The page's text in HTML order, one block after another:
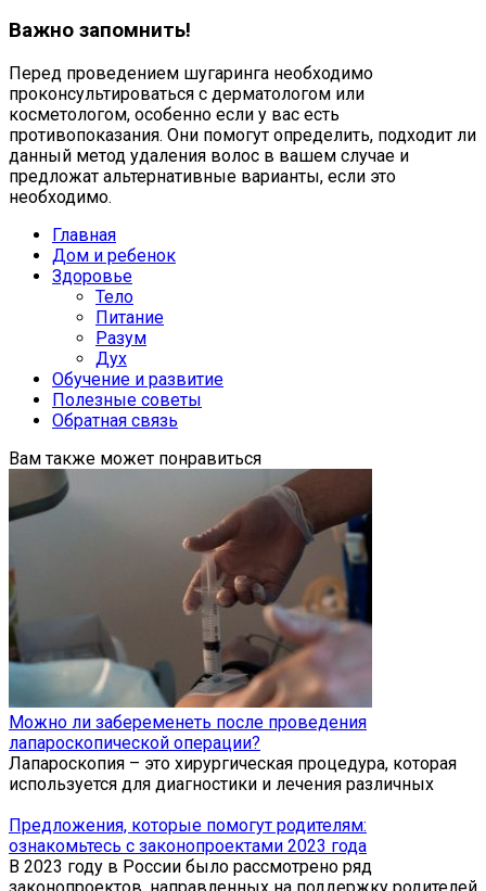
Важно запомнить!
Перед проведением шугаринга необходимо
проконсультироваться с дерматологом или
косметологом, особенно если у вас есть
противопоказания. Они помогут определить, подходит ли
данный метод удаления волос в вашем случае и
предложат альтернативные варианты, если это
необходимо.
Главная
Дом и ребенок
Здоровье
Тело
Питание
Разум
Дух
Обучение и развитие
Полезные советы
Обратная связь
Вам также может понравиться
Можно ли забеременеть после проведения
лапароскопической операции?
Лапароскопия – это хирургическая процедура, которая
используется для диагностики и лечения различных
Предложения, которые помогут родителям:
ознакомьтесь с законопроектами 2023 года
В 2023 году в России было рассмотрено ряд
законопроектов, направленных на поддержку родителей